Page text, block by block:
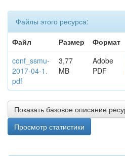
Файлы этого ресурса:
Файл
Размер
Формат
conf_ssmu-
2017-04-1.
pdf
3,77
MB
Adobe
PDF
Показать базовое описание
Просмотр статистики